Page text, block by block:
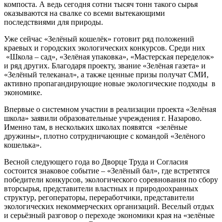
компоста. А ведь сегодня сотни тысяч тонн такого сырья
оказываются на свалке со всеми вытекающими
последствиями для природы.
Уже сейчас «Зелёный кошелёк» готовит ряд положений
краевых и городских экологических конкурсов. Среди них
«Школа – сад», «Зелёная упаковка», «Мастерская переделок»
и ряд других. Благодаря проекту, звание «Зелёная газета» и
«Зелёный телеканал», а также ценные призы получат СМИ,
активно пропагандирующие новые экологические подходы в
экономике.
Впервые о системном участии в реализации проекта «Зелёная
школа» заявили образовательные учреждения г. Назарово.
Именно там, в нескольких школах появятся «зелёные
дружины», плотно сотрудничающие с командой «Зелёного
кошелька».
Весной следующего года во Дворце Труда и Согласия
состоится знаковое событие – «Зелёный бал», где встретятся
победители конкурсов, экологического соревнования по сбору
вторсырья, представители властных и природоохранных
структур, регоператоры, переработчики, представители
экологических некоммерческих организаций. Веселый отдых
и серьёзный разговор о переходе экономики края на «зелёные